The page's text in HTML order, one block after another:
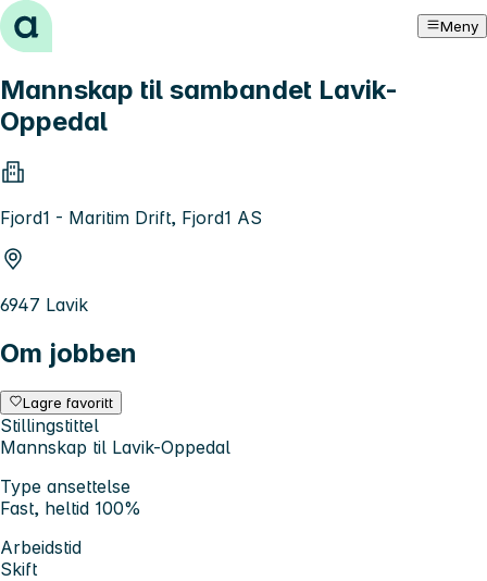
Hopp til innhold Meny
Mannskap til sambandet Lavik-
Oppedal
Fjord1 - Maritim Drift, Fjord1 AS
6947 Lavik
Om jobben
Lagre favoritt
Stillingstittel
Mannskap til Lavik-Oppedal
Type ansettelse
Fast, heltid 100%
Arbeidstid
Skift